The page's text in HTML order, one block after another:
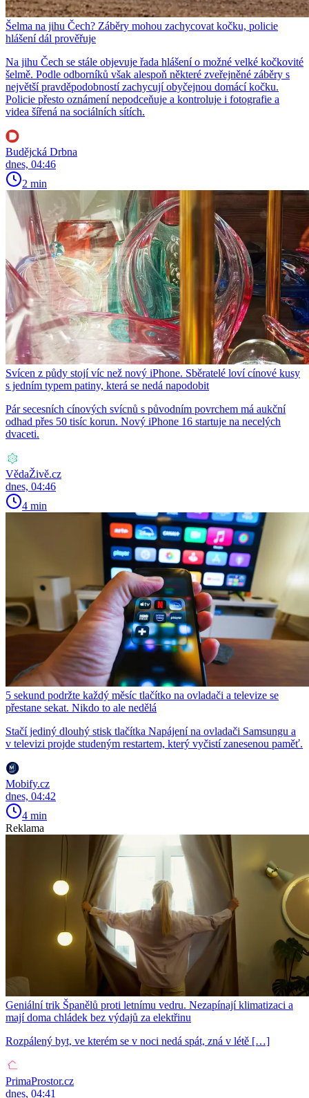
Šelma na jihu Čech? Záběry mohou zachycovat kočku, policie
hlášení dál prověřuje
Na jihu Čech se stále objevuje řada hlášení o možné velké kočkovité
šelmě. Podle odborníků však alespoň některé zveřejněné záběry s
největší pravděpodobností zachycují obyčejnou domácí kočku.
Policie přesto oznámení nepodceňuje a kontroluje i fotografie a
videa šířená na sociálních sítích.
Budějcká Drbna
dnes, 04:46
2 min
Svícen z půdy stojí víc než nový iPhone. Sběratelé loví cínové kusy
s jedním typem patiny, která se nedá napodobit
Pár secesních cínových svícnů s původním povrchem má aukční
odhad přes 50 tisíc korun. Nový iPhone 16 startuje na necelých
dvaceti.
VědaŽivě.cz
dnes, 04:46
4 min
5 sekund podržte každý měsíc tlačítko na ovladači a televize se
přestane sekat. Nikdo to ale nedělá
Stačí jediný dlouhý stisk tlačítka Napájení na ovladači Samsungu a
v televizi projde studeným restartem, který vyčistí zanesenou paměť.
Mobify.cz
dnes, 04:42
4 min
Reklama
Geniální trik Španělů proti letnímu vedru. Nezapínají klimatizaci a
mají doma chládek bez výdajů za elektřinu
Rozpálený byt, ve kterém se v noci nedá spát, zná v létě […]
PrimaProstor.cz
dnes, 04:41